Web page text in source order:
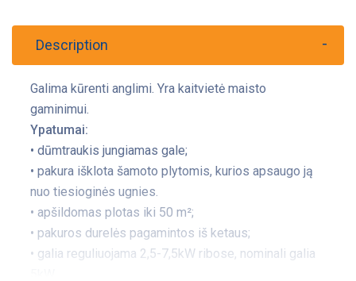
Description
Galima kūrenti anglimi. Yra kaitvietė maisto
gaminimui.
Ypatumai:
• dūmtraukis jungiamas gale;
• pakura išklota šamoto plytomis, kurios apsaugo ją
nuo tiesioginės ugnies.
• apšildomas plotas iki 50 m²;
• pakuros durelės pagamintos iš ketaus;
​• galia reguliuojama 2,5-7,5kW ribose, nominali galia